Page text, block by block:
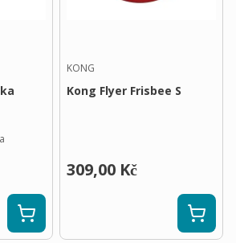
KONG
Kong Flyer Frisbee S
309,00 Kč